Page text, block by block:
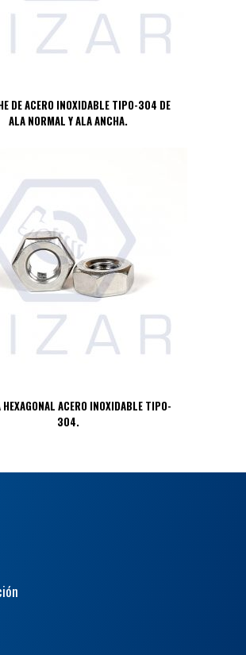
DE ACERO INOXIDABLE TIPO-304 DE
ALA NORMAL Y ALA ANCHA.
HEXAGONAL ACERO INOXIDABLE TIPO-
304.